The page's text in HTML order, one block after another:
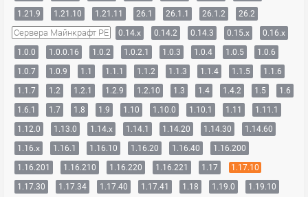
1.21.9
1.21.10 1.21.11 26.1 26.1.1 26.1.2 26.2
Сервера Майнкрафт PE 0.14.x 0.14.2 0.14.3 0.15.x
0.16.x
1.0.0
1.0.0.16 1.0.2 1.0.2.1 1.0.3 1.0.4 1.0.5
1.0.6
1.0.7
1.0.9 1.1 1.1.1 1.1.2 1.1.3 1.1.4 1.1.5
1.1.6
1.1.7
1.2 1.2.1 1.2.9 1.2.10 1.3 1.4 1.4.2 1.5
1.6
1.6.1
1.7 1.8 1.9 1.10 1.10.0 1.10.1 1.11
1.11.1
1.12.0
1.13.0 1.14.x 1.14.1 1.14.20 1.14.30
1.14.60
1.16.x
1.16.1 1.16.10 1.16.20 1.16.40
1.16.200
1.16.201
1.16.210 1.16.220 1.16.221 1.17
1.17.10
1.17.30
1.17.34 1.17.40 1.17.41 1.18 1.19.0
1.19.10